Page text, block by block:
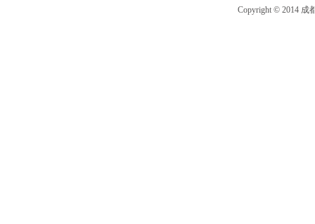
Copyright © 2014